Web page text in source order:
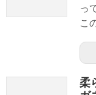
っ
こ
柔